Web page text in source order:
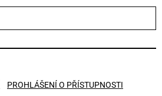
PROHLÁŠENÍ O PŘÍSTUPNOSTI